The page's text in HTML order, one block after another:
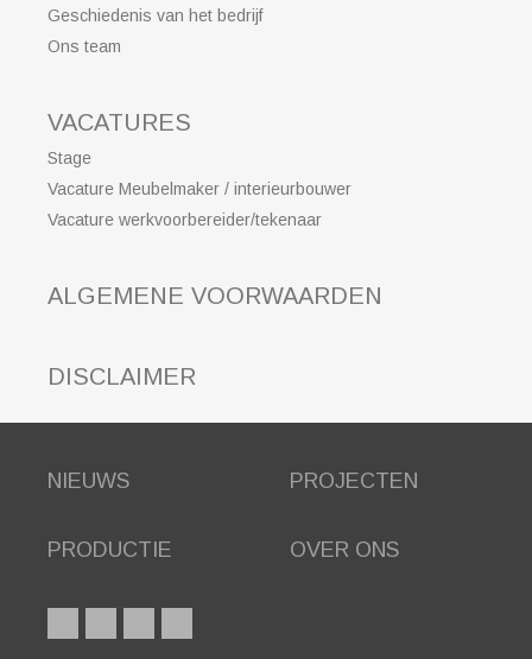
Geschiedenis van het bedrijf
Ons team
VACATURES
Stage
Vacature Meubelmaker / interieurbouwer
Vacature werkvoorbereider/tekenaar
ALGEMENE VOORWAARDEN
DISCLAIMER
NIEUWS PROJECTEN
PRODUCTIE OVER ONS